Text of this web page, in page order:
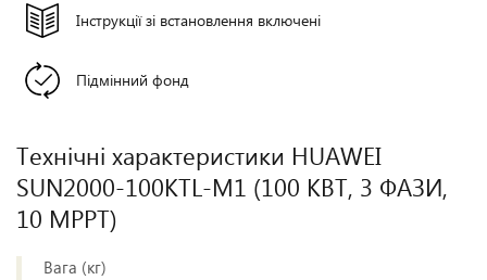
Інструкції зі встановлення включені
Підмінний фонд
Технічні характеристики HUAWEI
SUN2000-100KTL-M1 (100 КВТ, 3 ФАЗИ,
10 MPPT)
Вага (кг)